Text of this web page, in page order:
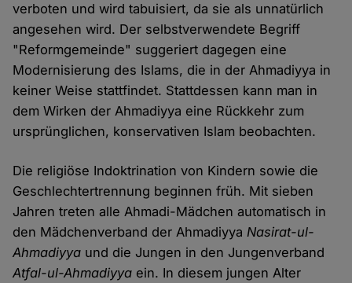
verboten und wird tabuisiert, da sie als unnatürlich
angesehen wird. Der selbstverwendete Begriff
"Reformgemeinde" suggeriert dagegen eine
Modernisierung des Islams, die in der Ahmadiyya in
keiner Weise stattfindet. Stattdessen kann man in
dem Wirken der Ahmadiyya eine Rückkehr zum
ursprünglichen, konservativen Islam beobachten.
Die religiöse Indoktrination von Kindern sowie die
Geschlechtertrennung beginnen früh. Mit sieben
Jahren treten alle Ahmadi-Mädchen automatisch in
den Mädchenverband der AhmadiyyaNasirat-ul-
Ahmadiyya und die Jungen in den Jungenverband
Atfal-ul-Ahmadiyya ein. In diesem jungen Alter